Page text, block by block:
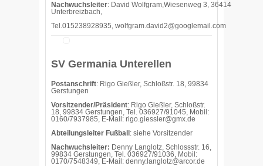
Nachwuchsleiter: David Wolfgram,Wiesenweg 3, 36414
Unterbreizbach,
Tel.015238928935, wolfgram.david2@googlemail.com
SV Germania Unterellen
Postanschrift: Rigo Gießler, Schloßstr. 18, 99834
Gerstungen
Vorsitzender/Präsident: Rigo Gießler, Schloßstr.
18, 99834 Gerstungen, Tel. 036927/91045, Mobil:
0160/7937985, E-Mail: rigo.giessler@gmx.de
Abteilungsleiter Fußball : siehe Vorsitzender
Nachwuchsleiter: Denny Langlotz, Schlossstr. 16,
99834 Gerstungen, Tel. 036927/91036, Mobil:
0170/7548349, E-Mail: denny.langlotz@arcor.de